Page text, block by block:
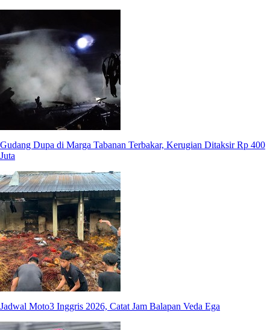
Gudang Dupa di Marga Tabanan Terbakar, Kerugian Ditaksir Rp 400
Juta
Jadwal Moto3 Inggris 2026, Catat Jam Balapan Veda Ega